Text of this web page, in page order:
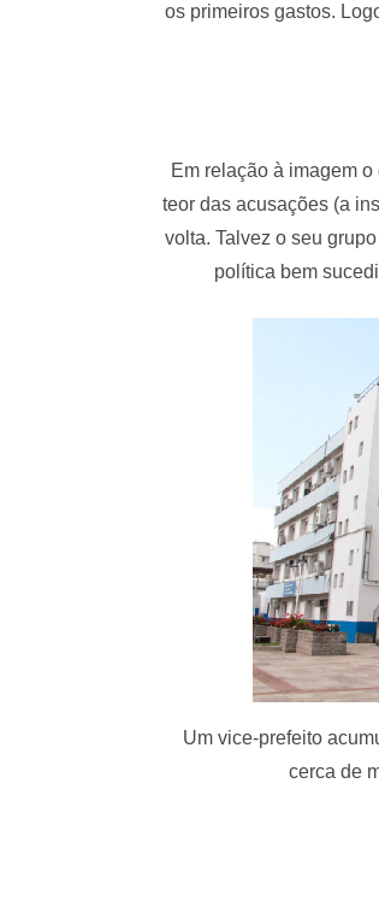
os primeiros gastos.
Em relação à imagem
teor das acusações (a
volta. Talvez o seu
política bem
Um vice-prefeito
cerca de